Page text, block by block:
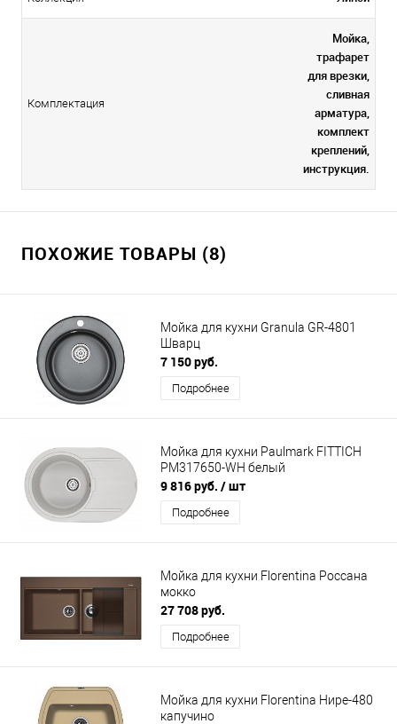
Комплектация
Мойка,
трафарет
для врезки,
сливная
арматура,
комплект
креплений,
инструкция.
ПОХОЖИЕ ТОВАРЫ (8)
Мойка для кухни Granula GR-4801
Шварц
7 150 руб.
Подробнее
Мойка для кухни Paulmark FITTICH
PM317650-WH белый
9 816 руб. / шт
Подробнее
Мойка для кухни Florentina Россана
мокко
27 708 руб.
Подробнее
Мойка для кухни Florentina Нире-480
капучино